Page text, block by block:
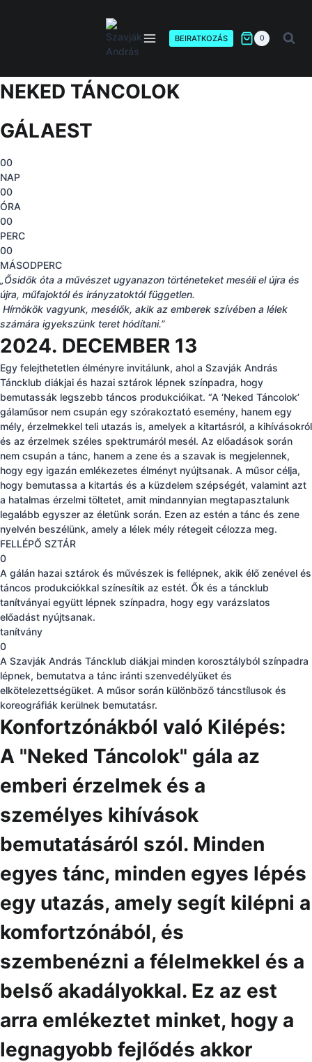
BEIRATKOZÁS 0
NEKED TÁNCOLOK
GÁLAEST
00
NAP
00
ÓRA
00
PERC
00
MÁSODPERC
„Ősidők óta a művészet ugyanazon történeteket meséli el újra és
újra, műfajoktól és irányzatoktól független.
Hírnökök vagyunk, mesélők, akik az emberek szívében a lélek
számára igyekszünk teret hódítani.”
2024. DECEMBER 13
Egy felejthetetlen élményre invitálunk, ahol a Szavják András
Táncklub diákjai és hazai sztárok lépnek színpadra, hogy
bemutassák legszebb táncos produkcióikat. “A ‘Neked Táncolok’
gálaműsor nem csupán egy szórakoztató esemény, hanem egy
mély, érzelmekkel teli utazás is, amelyek a kitartásról, a kihívásokról
és az érzelmek széles spektrumáról mesél. Az előadások során
nem csupán a tánc, hanem a zene és a szavak is megjelennek,
hogy egy igazán emlékezetes élményt nyújtsanak. A műsor célja,
hogy bemutassa a kitartás és a küzdelem szépségét, valamint azt
a hatalmas érzelmi töltetet, amit mindannyian megtapasztalunk
legalább egyszer az életünk során. Ezen az estén a tánc és zene
nyelvén beszélünk, amely a lélek mély rétegeit célozza meg.
FELLÉPŐ SZTÁR
0
A gálán hazai sztárok és művészek is fellépnek, akik élő zenével és
táncos produkciókkal színesítik az estét. Ők és a táncklub
tanítványai együtt lépnek színpadra, hogy egy varázslatos
előadást nyújtsanak.
tanítvány
0
A Szavják András Táncklub diákjai minden korosztályból színpadra
lépnek, bemutatva a tánc iránti szenvedélyüket és
elkötelezettségüket. A műsor során különböző táncstílusok és
koreográfiák kerülnek bemutatásr.
Konfortzónákból való Kilépés:
A "Neked Táncolok" gála az
emberi érzelmek és a
személyes kihívások
bemutatásáról szól. Minden
egyes tánc, minden egyes lépés
egy utazás, amely segít kilépni a
komfortzónából, és
szembenézni a félelmekkel és a
belső akadályokkal. Ez az est
arra emlékeztet minket, hogy a
legnagyobb fejlődés akkor